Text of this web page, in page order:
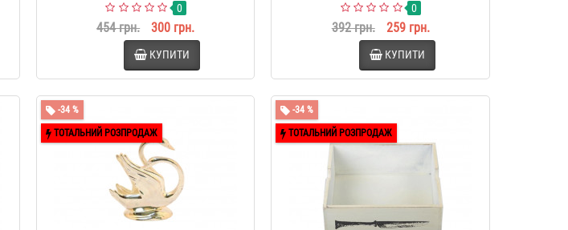
0
454 грн. 300 грн.
КУПИТИ
0
392 грн. 259 грн.
КУПИТИ
-34 %
ТОТАЛЬНИЙ РОЗПРОДАЖ
-34 %
ТОТАЛЬНИЙ РОЗПРОДАЖ